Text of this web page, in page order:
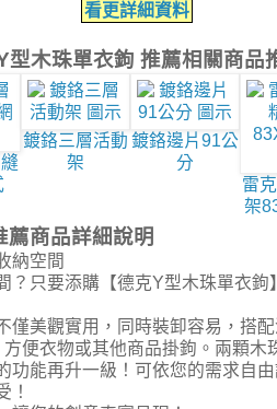
看更詳細資料
型木珠單衣鉤 推薦相關商品
鍍鉻三層活動
架
鍍鉻邊片91公
分
雷
架
商品詳細說明
納空間
？只要添購【德克Y型木珠單衣鉤
僅美觀實用，同時裝卸容易，搭
便衣物或其他商品掛鉤。兩顆木
功能再升一級！可依您的需求自
！